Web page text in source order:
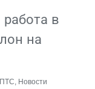
в
на
, Новости